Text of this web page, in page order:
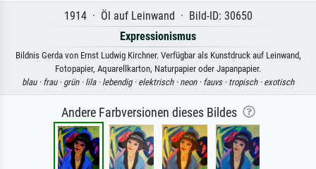
1914 · Öl auf Leinwand · Bild-ID: 30650
Expressionismus
Bildnis Gerda von Ernst Ludwig Kirchner. Verfügbar als Kunstdruck auf Leinwand,
Fotopapier, Aquarellkarton, Naturpapier oder Japanpapier.
blau · frau · grün · lila · lebendig · elektrisch · neon · fauvs · tropisch · exotisch
Andere Farbversionen dieses Bildes